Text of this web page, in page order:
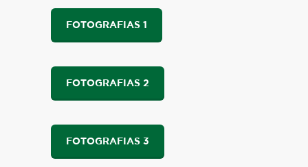
FOTOGRAFIAS 1
FOTOGRAFIAS 2
FOTOGRAFIAS 3